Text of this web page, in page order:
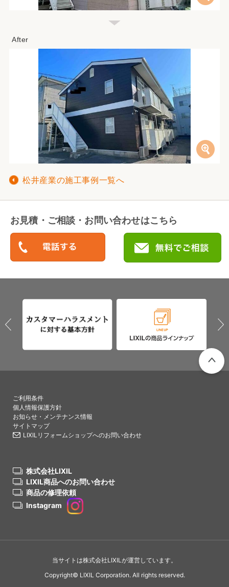
松井産業の施工事例一覧へ
お見積・ご相談・お問い合わせはこちら
ご利用条件
個人情報保護方針
お知らせ・メンテナンス情報
サイトマップ
LIXILリフォームショップへのお問い合わせ
株式会社LIXIL
LIXIL商品へのお問い合わせ
商品の修理依頼
Instagram
当サイトは株式会社LIXILが運営しています。
Copyright© LIXIL Corporation. All rights reserved.